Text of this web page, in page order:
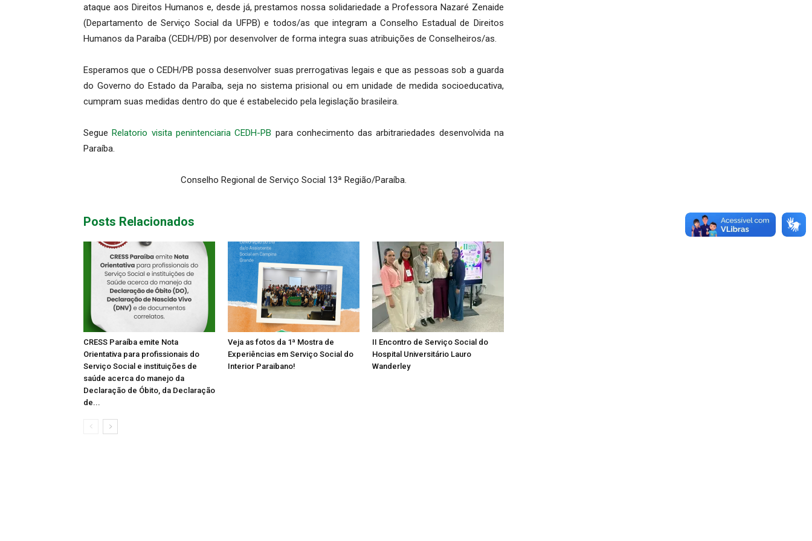
ataque aos Direitos Humanos e, desde já, prestamos nossa solidariedade a Professora Nazaré Zenaide
(Departamento de Serviço Social da UFPB) e todos/as que integram a Conselho Estadual de Direitos
Humanos da Paraíba (CEDH/PB) por desenvolver de forma integra suas atribuições de Conselheiros/as.
Esperamos que o CEDH/PB possa desenvolver suas prerrogativas legais e que as pessoas sob a guarda
do Governo do Estado da Paraíba, seja no sistema prisional ou em unidade de medida socioeducativa,
cumpram suas medidas dentro do que é estabelecido pela legislação brasileira.
SegueRelatorio visita penintenciaria CEDH-PB para conhecimento das arbitrariedades desenvolvida na
Paraíba.
Conselho Regional de Serviço Social 13ª Região/Paraíba.
Posts Relacionados
CRESS Paraíba emite Nota
Orientativa para profissionais do
Serviço Social e instituições de
saúde acerca do manejo da
Declaração de Óbito, da Declaração
de...
Veja as fotos da 1ª Mostra de
Experiências em Serviço Social do
Interior Paraibano!
II Encontro de Serviço Social do
Hospital Universitário Lauro
Wanderley